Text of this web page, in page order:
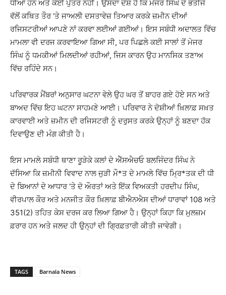
ਧੀਆਂ ਹਨ ਅਤੇ ਕੋਈ ਪੁੱਤਰ ਨਹੀਂ। ਉਸਦਾ ਦੋਸ਼ ਹੈ ਕਿ ਮੇਜਰ ਸਿੰਘ ਦੇ ਭਤੀਜੇ
ਵੱਲੋਂ ਕਥਿਤ ਤੌਰ ‘ਤੇ ਜਾਅਲੀ ਦਸਤਾਵੇਜ਼ ਤਿਆਰ ਕਰਕੇ ਜ਼ਮੀਨ ਦੀਆਂ
ਰਜਿਸਟਰੀਆਂ ਆਪਣੇ ਨਾਂ ਕਰਵਾ ਲਈਆਂ ਗਈਆਂ। ਇਸ ਸਬੰਧੀ ਅਦਾਲਤ ਵਿੱਚ
ਮਾਮਲਾ ਵੀ ਦਰਜ ਕਰਵਾਇਆ ਗਿਆ ਸੀ, ਪਰ ਪਿਛਲੇ ਕਈ ਸਾਲਾਂ ਤੋਂ ਮੇਜਰ
ਸਿੰਘ ਨੂੰ ਧਮਕੀਆਂ ਮਿਲਦੀਆਂ ਰਹੀਆਂ, ਜਿਸ ਕਾਰਨ ਉਹ ਮਾਨਸਿਕ ਤਣਾਅ
ਵਿੱਚ ਰਹਿੰਦੇ ਸਨ।
ਪਰਿਵਾਰਕ ਮੈਂਬਰਾਂ ਅਨੁਸਾਰ ਘਟਨਾ ਵੇਲੇ ਉਹ ਘਰ ਤੋਂ ਬਾਹਰ ਗਏ ਹੋਏ ਸਨ ਅਤੇ
ਬਾਅਦ ਵਿੱਚ ਇਹ ਘਟਨਾ ਸਾਹਮਣੇ ਆਈ। ਪਰਿਵਾਰ ਨੇ ਦੋਸ਼ੀਆਂ ਖ਼ਿਲਾਫ਼ ਸਖ਼ਤ
ਕਾਰਵਾਈ ਅਤੇ ਜ਼ਮੀਨ ਦੀ ਰਜਿਸਟਰੀ ਨੂੰ ਦਰੁਸਤ ਕਰਕੇ ਉਨ੍ਹਾਂ ਨੂੰ ਬਣਦਾ ਹੱਕ
ਦਿਵਾਉਣ ਦੀ ਮੰਗ ਕੀਤੀ ਹੈ।
ਇਸ ਮਾਮਲੇ ਸਬੰਧੀ ਥਾਣਾ ਰੂੜੇਕੇ ਕਲਾਂ ਦੇ ਐੱਸਐਚਓ ਬਲਜਿੰਦਰ ਸਿੰਘ ਨੇ
ਦੱਸਿਆ ਕਿ ਜ਼ਮੀਨੀ ਵਿਵਾਦ ਨਾਲ ਜੁੜੀ ਮੌ*ਤ ਦੇ ਮਾਮਲੇ ਵਿੱਚ ਮ੍ਰਿ*ਤਕ ਦੀ ਧੀ
ਦੇ ਬਿਆਨਾਂ ਦੇ ਆਧਾਰ ‘ਤੇ ਦੋ ਔਰਤਾਂ ਅਤੇ ਇੱਕ ਵਿਅਕਤੀ ਹਰਦੀਪ ਸਿੰਘ,
ਵੀਰਪਾਲ ਕੌਰ ਅਤੇ ਮਨਜੀਤ ਕੌਰ ਖ਼ਿਲਾਫ਼ ਬੀਐਨਐਸ ਦੀਆਂ ਧਾਰਾਵਾਂ 108 ਅਤੇ
351(2) ਤਹਿਤ ਕੇਸ ਦਰਜ ਕਰ ਲਿਆ ਗਿਆ ਹੈ। ਉਨ੍ਹਾਂ ਕਿਹਾ ਕਿ ਮੁਲਜ਼ਮ
ਫ਼ਰਾਰ ਹਨ ਅਤੇ ਜਲਦ ਹੀ ਉਨ੍ਹਾਂ ਦੀ ਗ੍ਰਿਫ਼ਤਾਰੀ ਕੀਤੀ ਜਾਵੇਗੀ।
TAGS Barnala News